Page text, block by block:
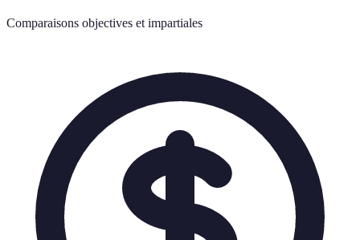
Comparaisons objectives et impartiales